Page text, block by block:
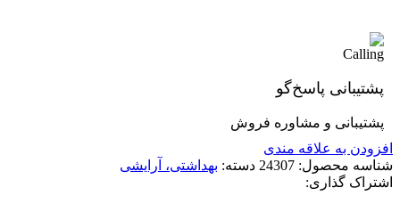
پشتیبانی پاسخ‌گو
پشتیبانی و مشاوره فروش
افزودن به علاقه مندی
شناسه محصول: 24307 دسته: بهداشتی، آرایشی
اشتراک گذاری: